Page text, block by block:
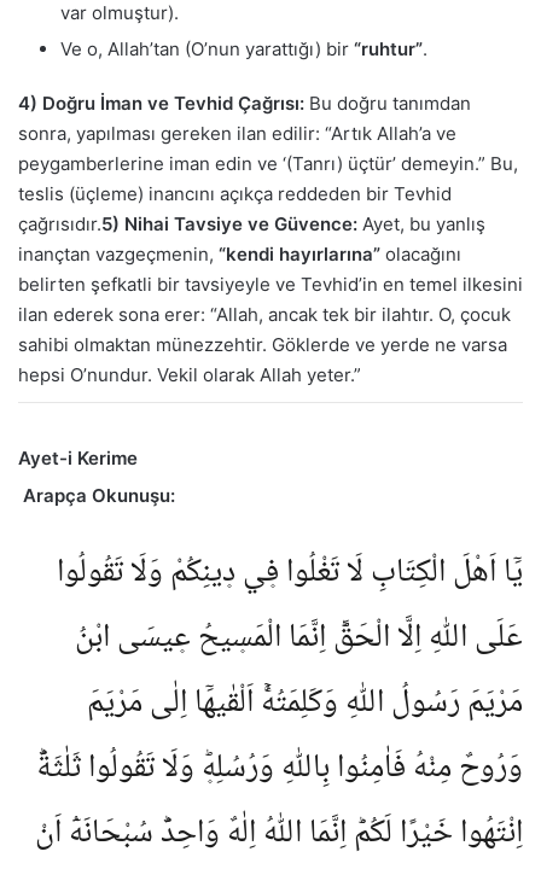
var olmuştur).
Ve o, Allah’tan (O’nun yarattığı) bir “ruhtur”.
4) Doğru İman ve Tevhid Çağrısı: Bu doğru tanımdan
sonra, yapılması gereken ilan edilir: “Artık Allah’a ve
peygamberlerine iman edin ve ‘(Tanrı) üçtür’ demeyin.” Bu,
teslis (üçleme) inancını açıkça reddeden bir Tevhid
çağrısıdır.5) Nihai Tavsiye ve Güvence: Ayet, bu yanlış
inançtan vazgeçmenin, “kendi hayırlarına” olacağını
belirten şefkatli bir tavsiyeyle ve Tevhid’in en temel ilkesini
ilan ederek sona erer: “Allah, ancak tek bir ilahtır. O, çocuk
sahibi olmaktan münezzehtir. Göklerde ve yerde ne varsa
hepsi O’nundur. Vekil olarak Allah yeter.”
Ayet-i Kerime
Arapça Okunuşu:
يَٓا اَهْلَ الْكِتَابِ لَا تَغْلُوا ف۪ي د۪ينِكُمْ وَلَا تَقُولُوا
عَلَى اللّٰهِ اِلَّا الْحَقَّؕ اِنَّمَا الْمَس۪يحُ ع۪يسَى ابْنُ
مَرْيَمَ رَسُولُ اللّٰهِ وَكَلِمَتُهُۚ اَلْقٰيهَٓا اِلٰى مَرْيَمَ
وَرُوحٌ مِنْهُ فَاٰمِنُوا بِاللّٰهِ وَرُسُلِه۪ؕ وَلَا تَقُولُوا ثَلٰثَةٌؕ
اِنْتَهُوا خَيْرًا لَكُمْؕ اِنَّمَا اللّٰهُ اِلٰهٌ وَاحِدٌؕ سُبْحَانَهُٓ اَنْ